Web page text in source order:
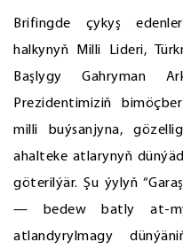
Brifingde çykyş
halkynyň Milli Lideri,
Başlygy Gahryman
Prezidentimiziň
milli buýsanjyna,
ahalteke atlarynyň
göterilýär. Şu ýylyň
— bedew batly at-
atlandyrylmagy